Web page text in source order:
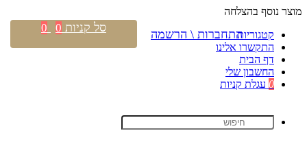
מוצר נוסף בהצלחה
קטגוריות
התקשרו אלינו
דף הבית
החשבון שלי
0 עגלת קניות
התחברות \ הרשמה סל קניות 0
0